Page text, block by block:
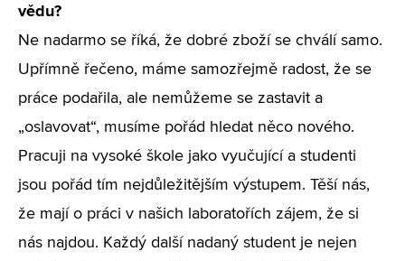
vědu?
Ne nadarmo se říká, že dobré zboží se chválí samo.
Upřímně řečeno, máme samozřejmě radost, že se
práce podařila, ale nemůžeme se zastavit a
„oslavovat“, musíme pořád hledat něco nového.
Pracuji na vysoké škole jako vyučující a studenti
jsou pořád tím nejdůležitějším výstupem. Těší nás,
že mají o práci v našich laboratořích zájem, že si
nás najdou. Každý další nadaný student je nejen